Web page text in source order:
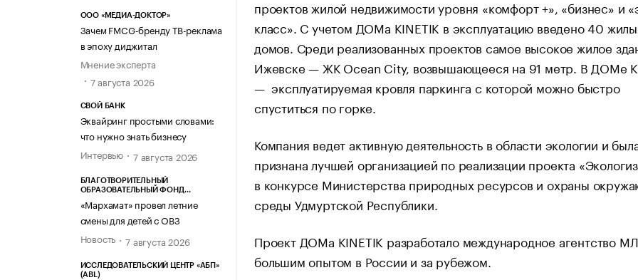
ООО «МЕДИА-ДОКТОР»
Зачем FMCG-бренду ТВ-реклама
в эпоху диджитал
Мнение эксперта
7 августа 2026
СВОЙ БАНК
Эквайринг простыми словами:
что нужно знать бизнесу
Интервью
7 августа 2026
БЛАГОТВОРИТЕЛЬНЫЙ
ОБРАЗОВАТЕЛЬНЫЙ ФОНД
«Мархамат» провел летние
смены для детей с ОВЗ
Новость
7 августа 2026
ИССЛЕДОВАТЕЛЬСКИЙ ЦЕНТР «АБП»
(ABL)
проектов жилой недвижимости уровня «комфорт +», «бизнес» и
класс». С учетом ДОМа KINETIK в эксплуатацию введено 40
домов. Среди реализованных проектов самое высокое жилое
Ижевске — ЖК Оcean City, возвышающееся на 91 метр. В ДОМе
— эксплуатируемая кровля паркинга с которой можно быстро
спуститься по горке.
Компания ведет активную деятельность в области экологии и
признана лучшей организацией по реализации проекта
в конкурсе Министерства природных ресурсов и охраны
среды Удмуртской Республики.
Проект ДОМа KINETIK разработало международное агентство
большим опытом в России и за рубежом.